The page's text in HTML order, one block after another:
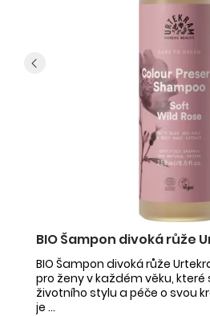
BIO Šampon divoká růže
BIO Šampon divoká růže
pro ženy v každém věku, které
životního stylu a péče o svou
je ...